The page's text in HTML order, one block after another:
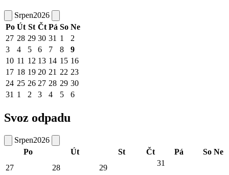
Srpen2026
Po Út St Čt Pá So Ne
27 28 29 30 31 1
2
3
4 5 6 7 8
9
10 11 12 13 14 15 16
17 18 19 20 21 22 23
24 25 26 27 28 29 30
31 1 2 3 4 5 6
Svoz odpadu
Srpen2026
Po
Út St Čt Pá So Ne
27
28
29
31